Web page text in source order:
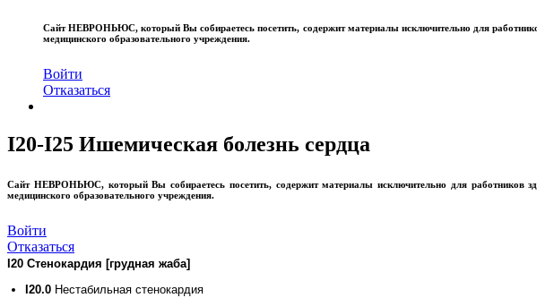
СайтНЕВРОНЬЮС, который Вы собираетесь посетить, содержит материалы исключительно для
медицинского образовательного учреждения.
Войти
Отказаться
I20-I25 Ишемическая болезнь сердца
Сайт НЕВРОНЬЮС, который Вы собираетесь посетить, содержит материалы исключительно для
медицинского образовательного учреждения.
Войти
Отказаться
I20 Стенокардия [грудная жаба]
I20.0 Нестабильная стенокардия